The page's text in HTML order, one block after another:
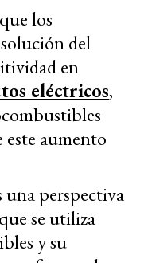
los
del
en
eléctricos,
este aumento
una perspectiva
se utiliza
y su